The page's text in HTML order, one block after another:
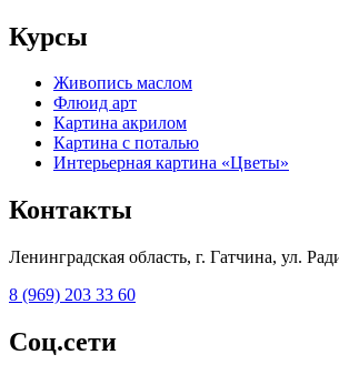
Курсы
Живопись маслом
Флюид арт
Картина акрилом
Картина с поталью
Интерьерная картина «Цветы»
Контакты
Ленинградская область, г. Гатчина, ул.
8 (969) 203 33 60
Соц.сети